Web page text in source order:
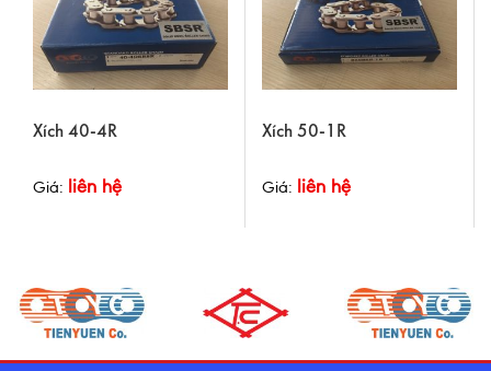
Xích 40-4R
Giá: liên hệ
Xích 50-1R
Giá: liên hệ